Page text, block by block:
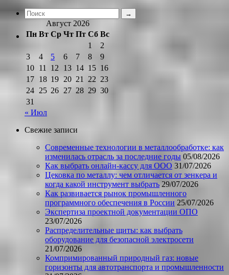
Август 2026
Пн Вт Ср Чт Пт Сб Вс
1
2
3
4 5 6 7 8
9
10 11 12 13 14 15 16
17 18 19 20 21 22 23
24 25 26 27 28 29 30
31
« Июл
Свежие записи
Современные технологии в металлообработке: как
изменилась отрасль за последние годы 05/08/2026
Как выбрать онлайн-кассу для ООО 31/07/2026
Цековка по металлу: чем отличается от зенкера и
когда какой инструмент выбрать 29/07/2026
Как развивается рынок промышленного
программного обеспечения в России 25/07/2026
Экспертиза проектной документации ОПО
23/07/2026
Распределительные щиты: как выбрать
оборудование для безопасной электросети
21/07/2026
Компримированный природный газ: новые
горизонты для автотранспорта и промышленности